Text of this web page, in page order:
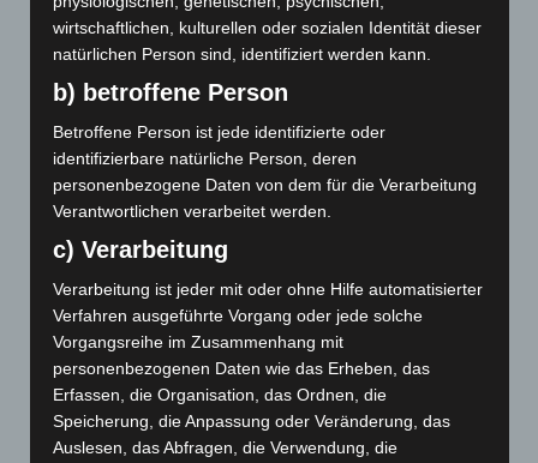
Juni 2019
Mai 2019
Februar 2019
Januar 2019
Dezember 2018
Oktober 2018
Juli 2018
Juni 2018
Mai 2018
April 2018
wirtschaftlichen, kulturellen oder sozialen Identität dieser
natürlichen Person sind, identifiziert werden kann.
b) betroffene Person
Betroffene Person ist jede identifizierte oder
identifizierbare natürliche Person, deren
personenbezogene Daten von dem für die Verarbeitung
Verantwortlichen verarbeitet werden.
c) Verarbeitung
Verarbeitung ist jeder mit oder ohne Hilfe automatisierter
Verfahren ausgeführte Vorgang oder jede solche
Vorgangsreihe im Zusammenhang mit
personenbezogenen Daten wie das Erheben, das
Erfassen, die Organisation, das Ordnen, die
Speicherung, die Anpassung oder Veränderung, das
Auslesen, das Abfragen, die Verwendung, die